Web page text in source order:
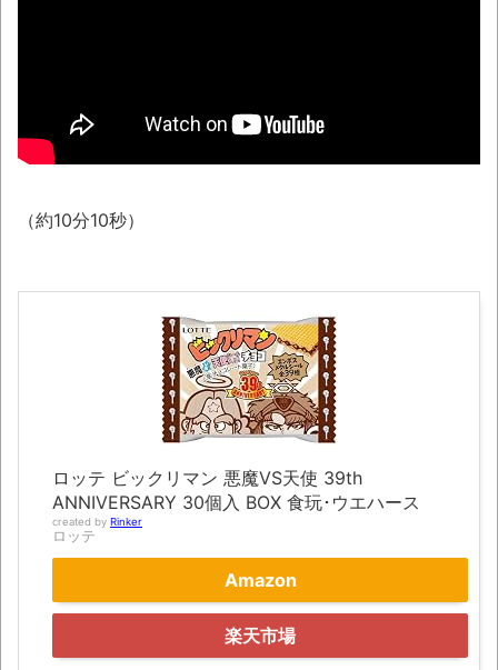
画」批判相次ぐとか 【甲子園】有明、被災
地・熊本に届ける劇的逆転勝利とか KDDI、
ンドーミュージアム、公式ページ以外で購入し
「ぞわっとした…」カルディで売っているコ
ーヒーのパッケージが“一瞬怖い”と話題に
「天才か」いや変態です、宝鐘マリンの
ルアーを作ってタコを釣り上げた動画が葛飾北
08日の新着CGまとめ
8月26日にリメイク完結編「FF7リベレーシ
ョン」の新映像が公開！欧州gamescom 2026
レトロパソコンの雑誌掲載プログラムリス
トを打ち込んだゲームプレイ動画で当時が懐か
（約10分10秒）
ロッテ ビックリマン 悪魔VS天使 39th
ANNIVERSARY 30個入 BOX 食玩･ウエハース
created by Rinker
ロッテ
Amazon
楽天市場